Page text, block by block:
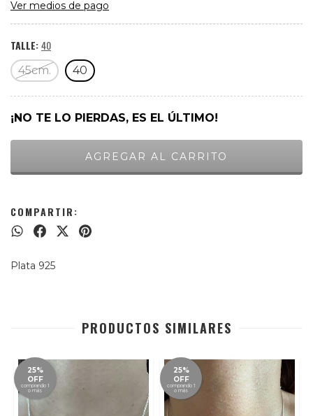
Ver medios de pago
TALLE:40
45cm. 40
¡NO TE LO PIERDAS, ES EL ÚLTIMO!
COMPARTIR:
Plata 925
PRODUCTOS SIMILARES
25%
OFF
comprando 1
o más
25%
OFF
comprando 1
o más